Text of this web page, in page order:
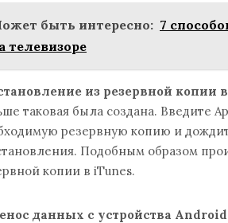
быть интересно: 7
телевизоре
из резервной копии
таковая была создана. Введите
резервную копию и
Подобным образом
копии в iTunes.
данных с устройства Android